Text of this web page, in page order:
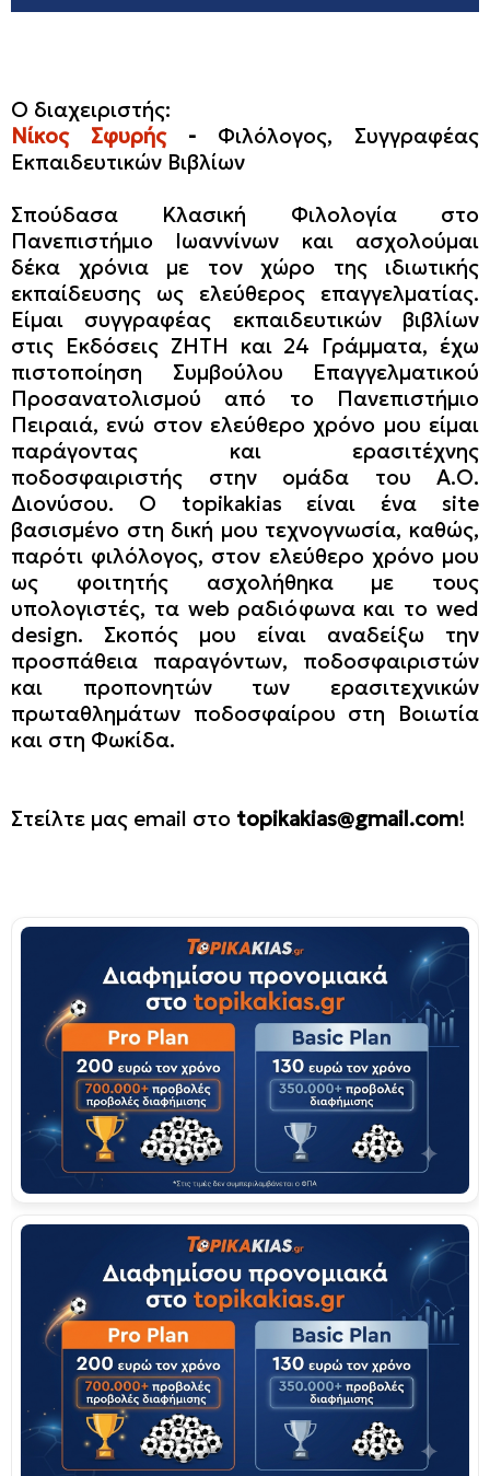
Ο διαχειριστής:
Νίκος Σφυρής- Φιλόλογος, Συγγραφέας
Εκπαιδευτικών Βιβλίων
Σπούδασα Κλασική Φιλολογία στο
Πανεπιστήμιο Ιωαννίνων και ασχολούμαι
δέκα χρόνια με τον χώρο της ιδιωτικής
εκπαίδευσης ως ελεύθερος επαγγελματίας.
Είμαι συγγραφέας εκπαιδευτικών βιβλίων
στις Εκδόσεις ΖΗΤΗ και 24 Γράμματα, έχω
πιστοποίηση Συμβούλου Επαγγελματικού
Προσανατολισμού από το Πανεπιστήμιο
Πειραιά, ενώ στον ελεύθερο χρόνο μου είμαι
παράγοντας και ερασιτέχνης
ποδοσφαιριστής στην ομάδα του Α.Ο.
Διονύσου. Ο topikakias είναι ένα site
βασισμένο στη δική μου τεχνογνωσία, καθώς,
παρότι φιλόλογος, στον ελεύθερο χρόνο μου
ως φοιτητής ασχολήθηκα με τους
υπολογιστές, τα web ραδιόφωνα και το wed
design. Σκοπός μου είναι αναδείξω την
προσπάθεια παραγόντων, ποδοσφαιριστών
και προπονητών των ερασιτεχνικών
πρωταθλημάτων ποδοσφαίρου στη Βοιωτία
και στη Φωκίδα.
Στείλτε μας email στο topikakias@gmail.com!